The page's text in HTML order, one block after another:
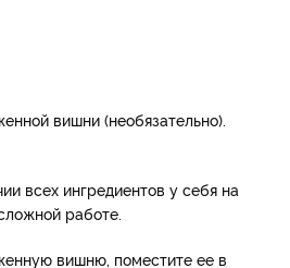
вишни (необязательно).
всех ингредиентов у себя на
работе.
вишню, поместите ее в